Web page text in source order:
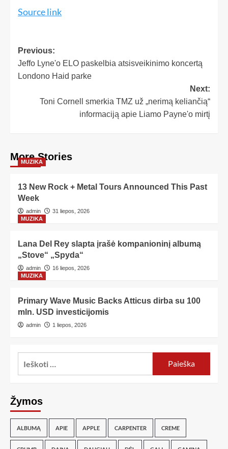
Source link
Previous:
Jeffo Lyne'o ELO paskelbia atsisveikinimo koncertą
Londono Haid parke
Next:
Toni Cornell smerkia TMZ už „nerimą keliančią“
informaciją apie Liamo Payne'o mirtį
More Stories
MUZIKA
13 New Rock + Metal Tours Announced This Past
Week
admin
31 liepos, 2026
MUZIKA
Lana Del Rey slapta įrašė kompanioninį albumą
„Stove“ „Spyda“
admin
16 liepos, 2026
MUZIKA
Primary Wave Music Backs Atticus dirba su 100
mln. USD investicijomis
admin 1 liepos, 2026
Žymos
ALBUMĄ APIE APPLE CARPENTER CREME